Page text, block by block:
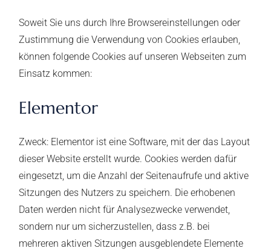
Soweit Sie uns durch Ihre Browsereinstellungen oder
Zustimmung die Verwendung von Cookies erlauben,
können folgende Cookies auf unseren Webseiten zum
Einsatz kommen:
Elementor
Zweck: Elementor ist eine Software, mit der das Layout
dieser Website erstellt wurde. Cookies werden dafür
eingesetzt, um die Anzahl der Seitenaufrufe und aktive
Sitzungen des Nutzers zu speichern. Die erhobenen
Daten werden nicht für Analysezwecke verwendet,
sondern nur um sicherzustellen, dass z.B. bei
mehreren aktiven Sitzungen ausgeblendete Elemente